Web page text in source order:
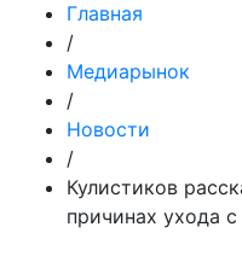
Главная
/
Медиарынок
/
Новости
/
Кулистиков
причинах ухода